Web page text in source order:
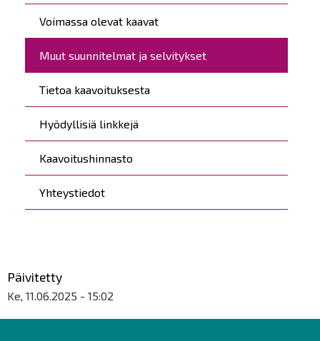
Voimassa olevat kaavat
Muut suunnitelmat ja selvitykset
Tietoa kaavoituksesta
Hyödyllisiä linkkejä
Kaavoitushinnasto
Yhteystiedot
Päivitetty
Ke, 11.06.2025 - 15:02